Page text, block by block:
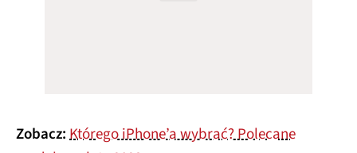
Zobacz:Którego iPhone’a wybrać? Polecane